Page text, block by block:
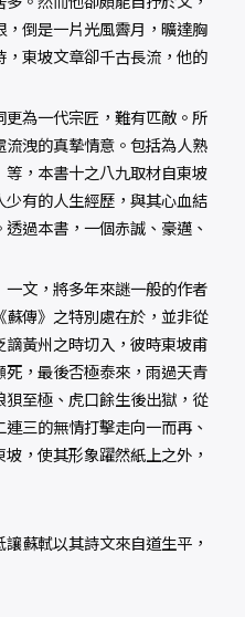
倒是一片光風霽月，曠達胸
東坡文章卻千古長流，他的
為一代宗匠，難有匹敵。所
洩的真摯情意。包括為人熟
，本書十之八九取材自東坡
有的人生經歷，與其心血結
過本書，一個赤誠、豪邁、
文，將多年來謎一般的作者
傳》之特別處在於，並非從
黃州之時切入，彼時東坡甫
，最後否極泰來，雨過天青
至極、虎口餘生後出獄，從
三的無情打擊走向一而再、
，使其形象躍然紙上之外，
蘇軾以其詩文來自道生平，